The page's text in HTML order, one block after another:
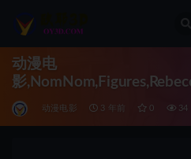
动漫电
影
ners,组装
动漫电影 3 年前 0 34